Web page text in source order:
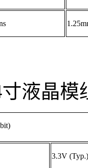
液晶模
3.3V (Typ.)